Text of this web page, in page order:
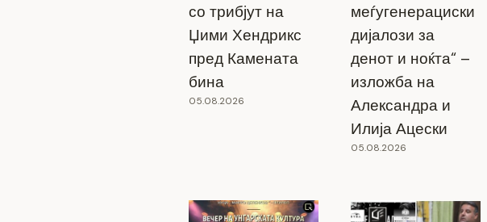
со трибјут на
Џими Хендрикс
пред Камената
бина
05.08.2026
меѓугенерациски
дијалози за
денот и ноќта“ –
изложба на
Александра и
Илија Ацески
05.08.2026